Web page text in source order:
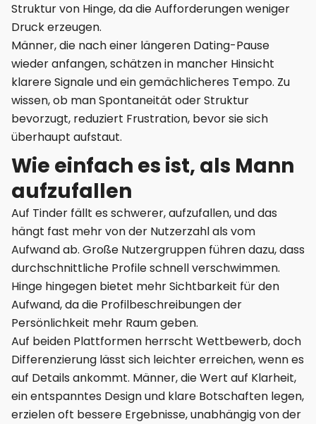
Struktur von Hinge, da die Aufforderungen weniger
Druck erzeugen.
Männer, die nach einer längeren Dating-Pause
wieder anfangen, schätzen in mancher Hinsicht
klarere Signale und ein gemächlicheres Tempo. Zu
wissen, ob man Spontaneität oder Struktur
bevorzugt, reduziert Frustration, bevor sie sich
überhaupt aufstaut.
Wie einfach es ist, als Mann
aufzufallen
Auf Tinder fällt es schwerer, aufzufallen, und das
hängt fast mehr von der Nutzerzahl als vom
Aufwand ab. Große Nutzergruppen führen dazu, dass
durchschnittliche Profile schnell verschwimmen.
Hinge hingegen bietet mehr Sichtbarkeit für den
Aufwand, da die Profilbeschreibungen der
Persönlichkeit mehr Raum geben.
Auf beiden Plattformen herrscht Wettbewerb, doch
Differenzierung lässt sich leichter erreichen, wenn es
auf Details ankommt. Männer, die Wert auf Klarheit,
ein entspanntes Design und klare Botschaften legen,
erzielen oft bessere Ergebnisse, unabhängig von der